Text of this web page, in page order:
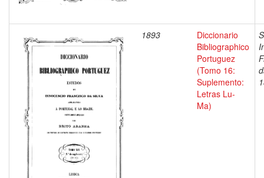
1893
Diccionario
Bibliographico
Portuguez
(Tomo 16:
Suplemento:
Letras Lu-
Ma)